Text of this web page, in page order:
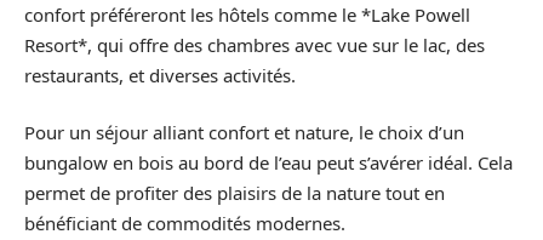
confort préféreront les hôtels comme le *Lake Powell
Resort*, qui offre des chambres avec vue sur le lac, des
restaurants, et diverses activités.
Pour un séjour alliant confort et nature, le choix d’un
bungalow en bois au bord de l’eau peut s’avérer idéal. Cela
permet de profiter des plaisirs de la nature tout en
bénéficiant de commodités modernes.